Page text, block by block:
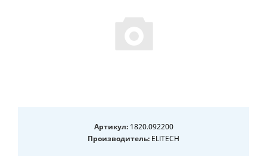
Артикул:1820.092200
Производитель: ELITECH